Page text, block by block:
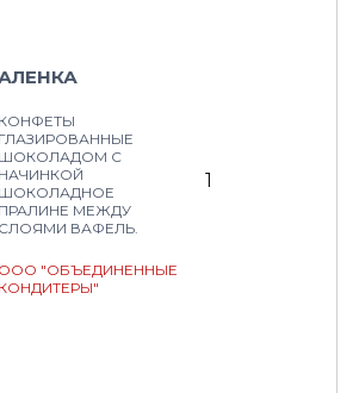
КОНФЕТЫ
ГЛАЗИРОВАННЫЕ
ШОКОЛАДОМ С
НАЧИНКОЙ
ШОКОЛАДНОЕ
ПРАЛИНЕ МЕЖДУ
СЛОЯМИ ВАФЕЛЬ.
ООО "ОБЪЕДИНЕННЫЕ
КОНДИТЕРЫ"
1